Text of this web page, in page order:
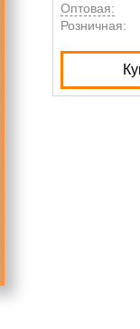
Оптовая:
Розничная: